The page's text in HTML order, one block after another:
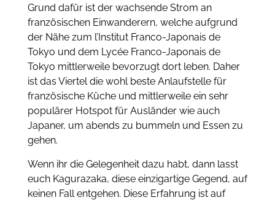
Grund dafür ist der wachsende Strom an
französischen Einwanderern, welche aufgrund
der Nähe zum l’Institut Franco-Japonais de
Tokyo und dem Lycée Franco-Japonais de
Tokyo mittlerweile bevorzugt dort leben. Daher
ist das Viertel die wohl beste Anlaufstelle für
französische Küche und mittlerweile ein sehr
populärer Hotspot für Ausländer wie auch
Japaner, um abends zu bummeln und Essen zu
gehen.
Wenn ihr die Gelegenheit dazu habt, dann lasst
euch Kagurazaka, diese einzigartige Gegend, auf
keinen Fall entgehen. Diese Erfahrung ist auf